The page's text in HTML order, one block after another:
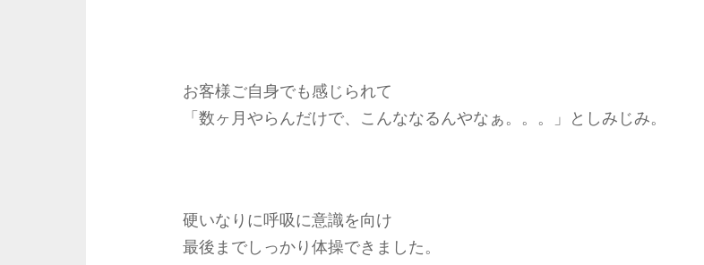
お客様ご自身でも感じられて
「数ヶ月やらんだけで、こんななるんやなぁ。。。」としみじみ。
硬いなりに呼吸に意識を向け
最後までしっかり体操できました。